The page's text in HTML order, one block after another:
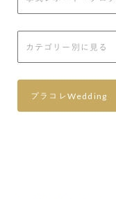
プラコレWedding